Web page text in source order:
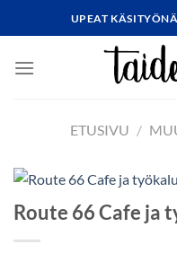
to
UPEAT
ETUSIVU /
Route 66 Cafe ja